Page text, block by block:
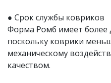
● Срок службы ковриков
Форма Ромб имеет более
поскольку коврики
механическому
качеством.